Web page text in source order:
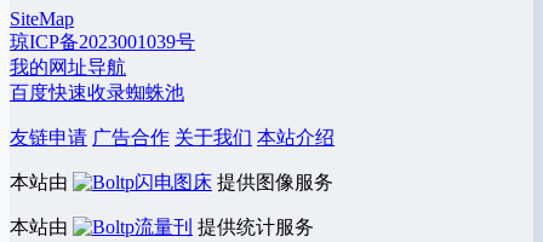
SiteMap
琼ICP备2023001039号
我的网址导航
百度快速收录蜘蛛池
友链申请 广告合作 关于我们 本站介绍
本站由 闪电图床 提供图像服务
本站由 流量刊 提供统计服务